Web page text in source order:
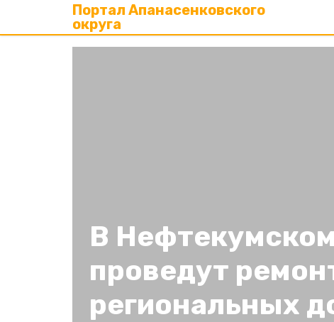
Портал Апанасенковского
округа
В
проведут
региональных